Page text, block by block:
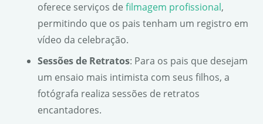
oferece serviços de filmagem profissional,
permitindo que os pais tenham um registro em
vídeo da celebração.
Sessões de Retratos: Para os pais que desejam
um ensaio mais intimista com seus filhos, a
fotógrafa realiza sessões de retratos
encantadores.